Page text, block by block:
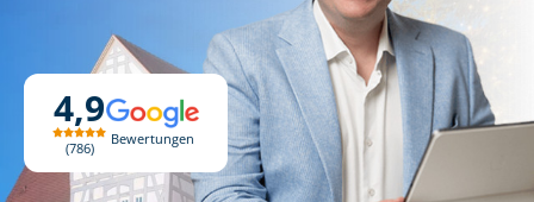
4,9
786
Bewertungen